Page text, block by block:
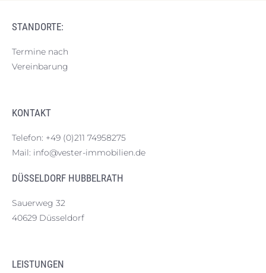
STANDORTE:
Termine nach
Vereinbarung
KONTAKT
Telefon: +49 (0)211 74958275
Mail: info@vester-immobilien.de
DÜSSELDORF HUBBELRATH
Sauerweg 32
40629 Düsseldorf
LEISTUNGEN